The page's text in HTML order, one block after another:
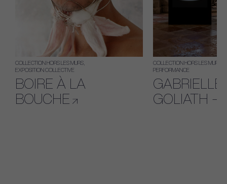
COLLECTION HORS LES MURS
EXPOSITION COLLECTIVE
BOIRE À LA
BOUCHE
COLLECTION HORS LES MURS
PERFORMANCE
GABRIELLE
GOLIATH –